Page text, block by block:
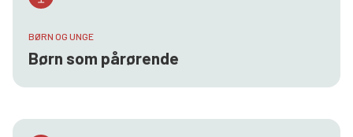
BØRN OG UNGE
Børn som pårørende